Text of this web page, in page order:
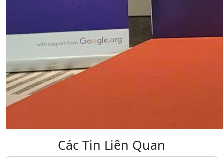
Các Tin Liên Quan